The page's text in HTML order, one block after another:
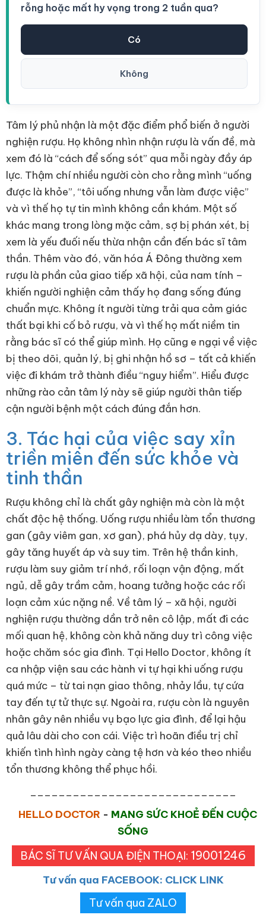
rỗng hoặc mất hy vọng trong 2 tuần qua?
Có
Không
Tâm lý phủ nhận là một đặc điểm phổ biến ở người
nghiện rượu. Họ không nhìn nhận rượu là vấn đề, mà
xem đó là “cách để sống sót” qua mỗi ngày đầy áp
lực. Thậm chí nhiều người còn cho rằng mình “uống
được là khỏe”, “tôi uống nhưng vẫn làm được việc”
và vì thế họ tự tin mình không cần khám. Một số
khác mang trong lòng mặc cảm, sợ bị phán xét, bị
xem là yếu đuối nếu thừa nhận cần đến bác sĩ tâm
thần. Thêm vào đó, văn hóa Á Đông thường xem
rượu là phần của giao tiếp xã hội, của nam tính –
khiến người nghiện cảm thấy họ đang sống đúng
chuẩn mực. Không ít người từng trải qua cảm giác
thất bại khi cố bỏ rượu, và vì thế họ mất niềm tin
rằng bác sĩ có thể giúp mình. Họ cũng e ngại về việc
bị theo dõi, quản lý, bị ghi nhận hồ sơ – tất cả khiến
việc đi khám trở thành điều “nguy hiểm”. Hiểu được
những rào cản tâm lý này sẽ giúp người thân tiếp
cận người bệnh một cách đúng đắn hơn.
3. Tác hại của việc say xỉn
triền miên đến sức khỏe và
tinh thần
Rượu không chỉ là chất gây nghiện mà còn là một
chất độc hệ thống. Uống rượu nhiều làm tổn thương
gan (gây viêm gan, xơ gan), phá hủy dạ dày, tụy,
gây tăng huyết áp và suy tim. Trên hệ thần kinh,
rượu làm suy giảm trí nhớ, rối loạn vận động, mất
ngủ, dễ gây trầm cảm, hoang tưởng hoặc các rối
loạn cảm xúc nặng nề. Về tâm lý – xã hội, người
nghiện rượu thường dần trở nên cô lập, mất đi các
mối quan hệ, không còn khả năng duy trì công việc
hoặc chăm sóc gia đình. Tại Hello Doctor, không ít
ca nhập viện sau các hành vi tự hại khi uống rượu
quá mức – từ tai nạn giao thông, nhảy lầu, tự cứa
tay đến tự tử thực sự. Ngoài ra, rượu còn là nguyên
nhân gây nên nhiều vụ bạo lực gia đình, để lại hậu
quả lâu dài cho con cái. Việc trì hoãn điều trị chỉ
khiến tình hình ngày càng tệ hơn và kéo theo nhiều
tổn thương không thể phục hồi.
HELLO DOCTOR - MANG SỨC KHOẺ ĐẾN CUỘC
SỐNG
BÁC SĨ TƯ VẤN QUA ĐIỆN THOẠI: 19001246
Tư vấn qua FACEBOOK: CLICK LINK
Tư vấn qua ZALO